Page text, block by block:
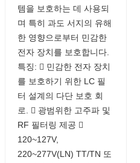
템을 보호하는 데 사용되
며 특히 과도 서지의 유해
한 영향으로부터 민감한
전자 장치를 보호합니다.
특징:  민감한 전자 장치
를 보호하기 위한 LC 필
터 설계의 다단 보호 회
로.  광범위한 고주파 및
RF 필터링 제공 
120~127V,
220~277V(LN) TT/TN 또